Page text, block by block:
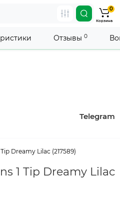
временно приостановлена.
чтобы возобновить прием
можно скорее.
Telegram
0
Корзина
Dreamy Lilac (217589)
1 Tip Dreamy Lilac
Отзывы 0